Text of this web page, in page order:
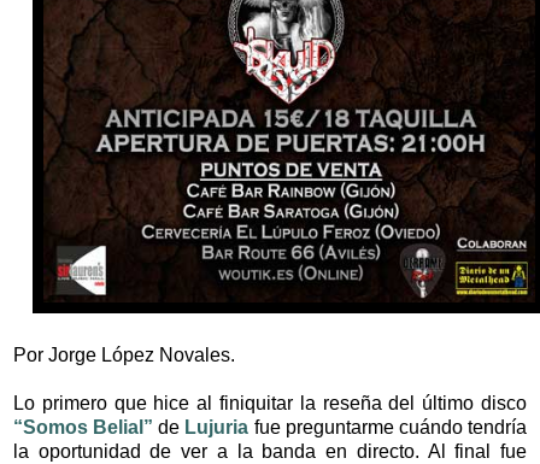
Por Jorge López Novales.
Lo primero que hice al finiquitar la reseña del último disco
“Somos Belial” de Lujuria fue preguntarme cuándo tendría
la oportunidad de ver a la banda en directo. Al final fue